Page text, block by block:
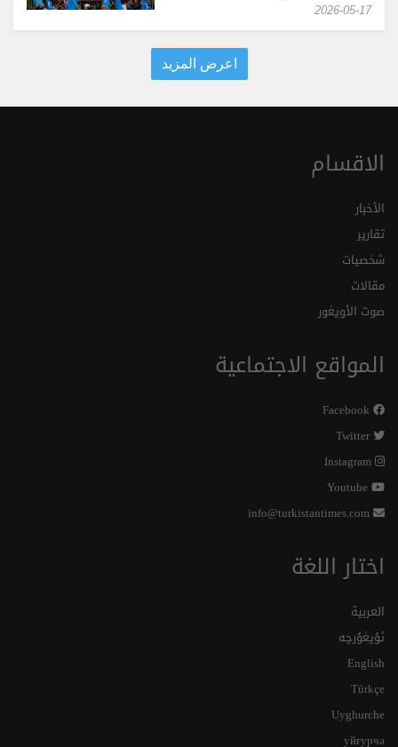
‎2026-05-17
اعرض المزيد
الاقسام
الأخبار
تقارير
شخصيات
مقالات
صوت الأويغور
المواقع الاجتماعية
اختار اللغة
العربية
ئۇيغۇرچە
English
Türkçe
Uyghurche
уйғурчә